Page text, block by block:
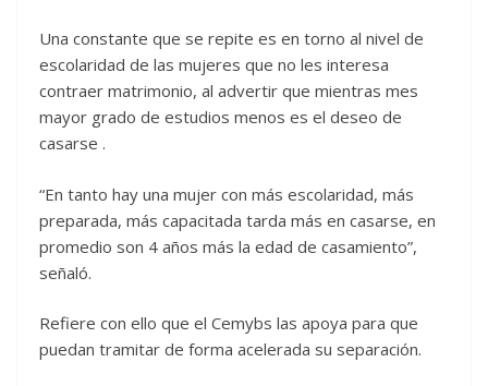
Una constante que se repite es en torno al nivel de
escolaridad de las mujeres que no les interesa
contraer matrimonio, al advertir que mientras mes
mayor grado de estudios menos es el deseo de
casarse .
“En tanto hay una mujer con más escolaridad, más
preparada, más capacitada tarda más en casarse, en
promedio son 4 años más la edad de casamiento”,
señaló.
Refiere con ello que el Cemybs las apoya para que
puedan tramitar de forma acelerada su separación.